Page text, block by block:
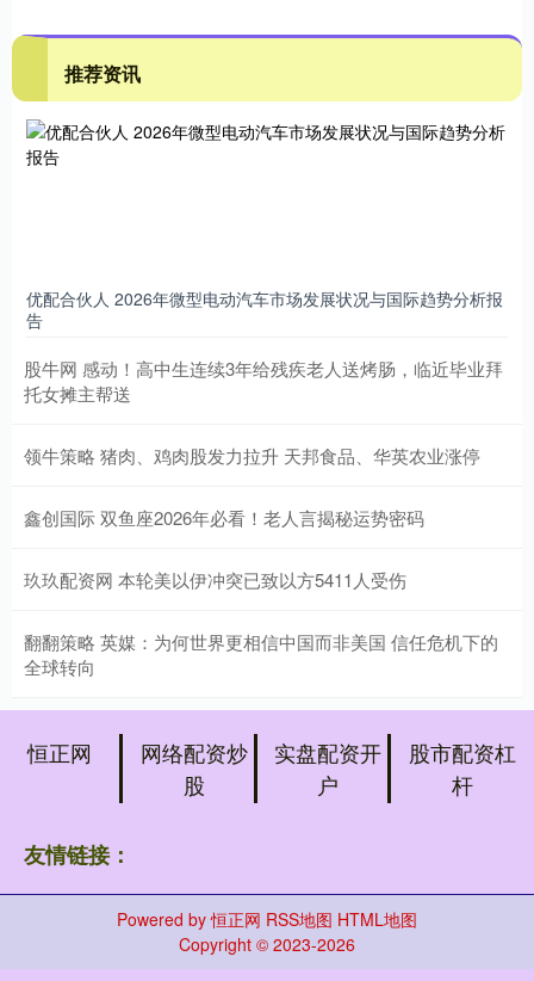
推荐资讯
优配合伙人 2026年微型电动汽车市场发展状况与国际趋势分析报
告
股牛网 感动！高中生连续3年给残疾老人送烤肠，临近毕业拜
托女摊主帮送
领牛策略 猪肉、鸡肉股发力拉升 天邦食品、华英农业涨停
鑫创国际 双鱼座2026年必看！老人言揭秘运势密码
玖玖配资网 本轮美以伊冲突已致以方5411人受伤
翻翻策略 英媒：为何世界更相信中国而非美国 信任危机下的
全球转向
恒正网
网络配资炒
股
实盘配资开
户
股市配资杠
杆
友情链接：
Powered by恒正网 RSS地图 HTML地图
Copyright © 2023-2026